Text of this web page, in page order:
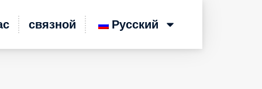
связной Русский